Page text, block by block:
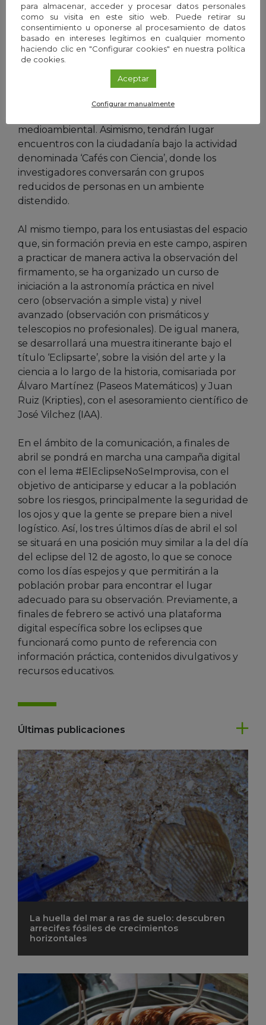
centros de profesorado (CEP) y la Red Andaluza
de Centros STEAM.
Participación ciudadana y arte
También habrá proyectos de Ciencia
Ciudadana que faciliten la participación activa
de la sociedad en cuestiones relacionadas con la
medioambiental. Asimismo, tendrán lugar
encuentros con la ciudadanía bajo la actividad
denominada ‘Cafés con Ciencia’, donde los
investigadores conversarán con grupos
reducidos de personas en un ambiente
distendido.
Al mismo tiempo, para los entusiastas del espacio
que, sin formación previa en este campo, aspiren
a practicar de manera activa la observación del
firmamento, se ha organizado un curso de
iniciación a la astronomía práctica en nivel
cero (observación a simple vista) y nivel
avanzado (observación con prismáticos y
telescopios no profesionales). De igual manera,
se desarrollará una muestra itinerante bajo el
título ‘Eclipsarte’, sobre la visión del arte y la
ciencia a lo largo de la historia, comisariada por
Álvaro Martínez (Paseos Matemáticos) y Juan
Ruiz (Kripties), con el asesoramiento científico de
José Vilchez (IAA).
En el ámbito de la comunicación, a finales de
abril se pondrá en marcha una campaña digital
con el lema #ElEclipseNoSeImprovisa, con el
objetivo de anticiparse y educar a la población
sobre los riesgos, principalmente la seguridad de
los ojos y que la gente se prepare bien a nivel
logístico. Así, los tres últimos días de abril el sol
se situará en una posición muy similar a la del día
del eclipse del 12 de agosto, lo que se conoce
como los días espejos y que permitirán a la
población probar para encontrar el lugar
adecuado para su observación. Previamente, a
finales de febrero se activó una plataforma
digital específica sobre los eclipses que
funcionará como punto de referencia con
información práctica, contenidos divulgativos y
recursos educativos.
Últimas publicaciones
La huella del mar a ras de suelo: descubren
arrecifes fósiles de crecimientos
horizontales
para almacenar, acceder y procesar datos personales
como su visita en este sitio web. Puede retirar su
consentimiento u oponerse al procesamiento de datos
basado en intereses legítimos en cualquier momento
haciendo clic en "Configurar cookies" en nuestra política
de cookies.
Aceptar
Configurar manualmente